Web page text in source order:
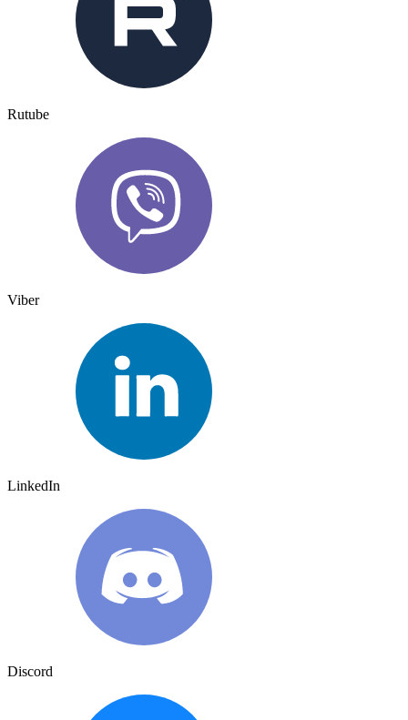
Rutube
Viber
LinkedIn
Discord